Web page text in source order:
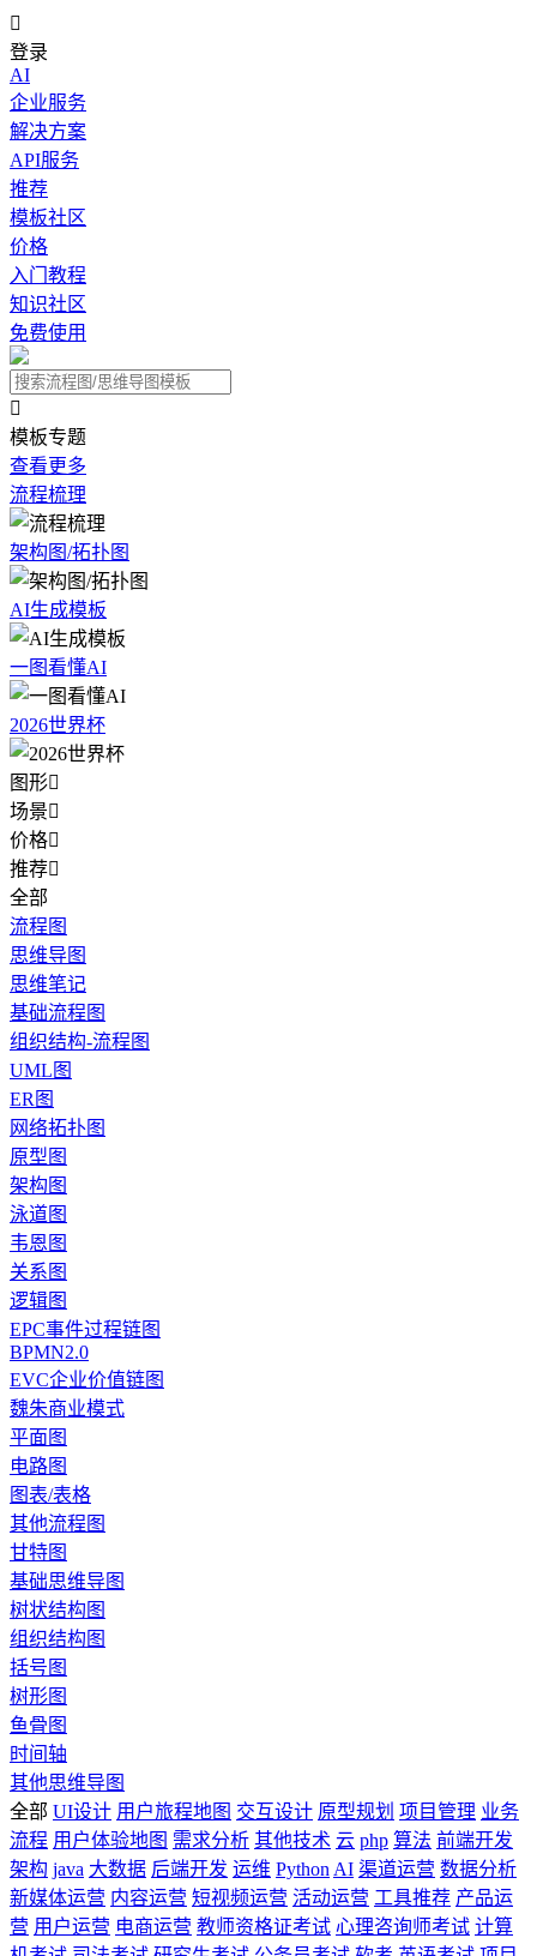

登录
AI
企业服务
解决方案
API服务
推荐
模板社区
价格
入门教程
知识社区
免费使用

模板专题
查看更多
流程梳理
架构图/拓扑图
AI生成模板
一图看懂AI
2026世界杯
图形
场景
价格
推荐
全部
流程图
思维导图
思维笔记
基础流程图
组织结构-流程图
UML图
ER图
网络拓扑图
原型图
架构图
泳道图
韦恩图
关系图
逻辑图
EPC事件过程链图
BPMN2.0
EVC企业价值链图
魏朱商业模式
平面图
电路图
图表/表格
其他流程图
甘特图
基础思维导图
树状结构图
组织结构图
括号图
树形图
鱼骨图
时间轴
其他思维导图
全部 UI设计 用户旅程地图 交互设计 原型规划 项目管理 业务
流程 用户体验地图 需求分析 其他技术 云 php 算法 前端开发
架构 java 大数据 后端开发 运维 Python AI 渠道运营 数据分析
新媒体运营 内容运营 短视频运营 活动运营 工具推荐 产品运
营 用户运营 电商运营 教师资格证考试 心理咨询师考试 计算